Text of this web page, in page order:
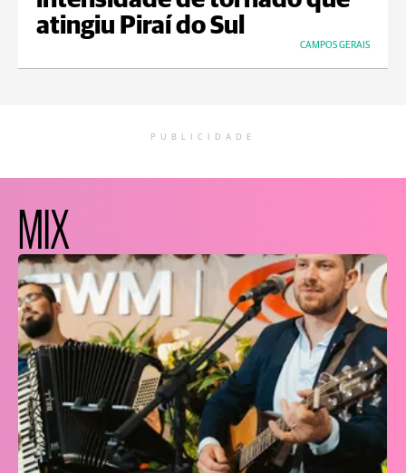
atingiu Piraí do Sul
CAMPOS GERAIS
PUBLICIDADE
MIX